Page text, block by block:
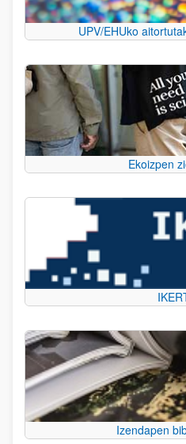
UPV/EHUko
Ekoizpen
Izendapen